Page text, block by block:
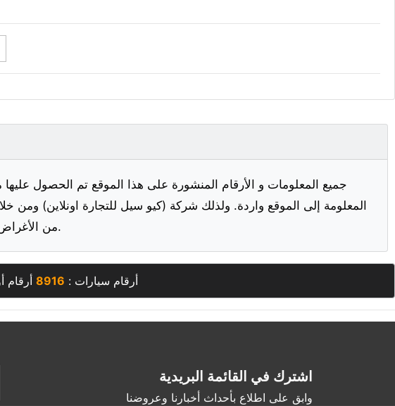
جميع المعلومات و الأرقام المنشورة على هذا الموقع تم الحصول
المعلومة إلى الموقع واردة. ولذلك شركة (كيو سيل للتجارة اونلاين) ومن
من الأغراض المعلنة شخصيا والقيام بالفحص قبل الشراء.
أرقام سيارات : 8916 أرقام
اشترك في القائمة البريدية
وابق على اطلاع بأحداث أخبارنا وعروضنا